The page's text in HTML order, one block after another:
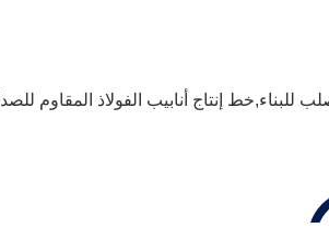
للبناء,خط إنتاج أنابيب الفولاذ المقاوم